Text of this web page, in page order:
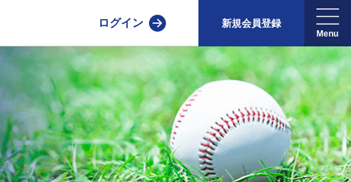
ログイン 新規会員登録